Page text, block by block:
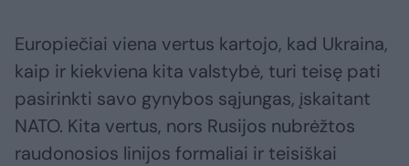
Europiečiai viena vertus kartojo, kad Ukraina,
kaip ir kiekviena kita valstybė, turi teisę pati
pasirinkti savo gynybos sąjungas, įskaitant
NATO. Kita vertus, nors Rusijos nubrėžtos
raudonosios linijos formaliai ir teisiškai